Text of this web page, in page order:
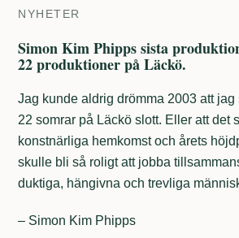
NYHETER
Simon Kim Phipps sista
22 produktioner på Läckö.
Jag kunde aldrig drömma 2003 att
22 somrar på Läckö slott. Eller att det
konstnärliga hemkomst och årets
skulle bli så roligt att jobba
duktiga, hängivna och trevliga
– Simon Kim Phipps